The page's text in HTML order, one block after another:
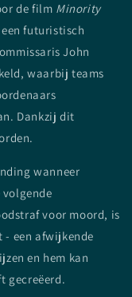
de film Minority
futuristisch
John
waarbij teams
Dankzij dit
wanneer
voor moord, is
- een afwijkende
en hem kan
gecreëerd.